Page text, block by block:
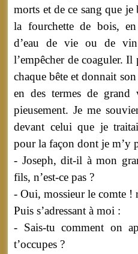
morts et de ce sang que
la fourchette de bois,
d’eau de vie ou de
l’empêcher de coaguler. Il
chaque bête et donnait
en des termes de grand
pieusement. Je me
devant celui que je
pour la façon dont je m’y
- Joseph, dit-il à mon
fils, n’est-ce pas ?
- Oui, mossieur le comte !
Puis s’adressant à moi :
- Sais-tu comment on
t’occupes ?